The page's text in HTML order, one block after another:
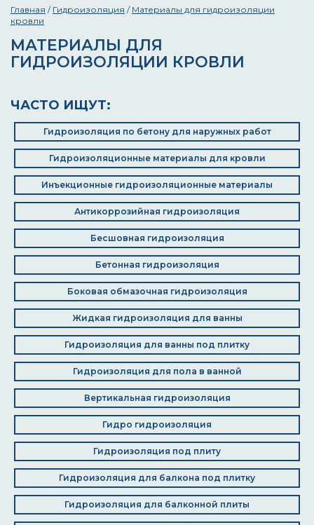
Главная / Гидроизоляция / Материалы для гидроизоляции
кровли
МАТЕРИАЛЫ ДЛЯ
ГИДРОИЗОЛЯЦИИ КРОВЛИ
ЧАСТО ИЩУТ:
Гидроизоляция по бетону для наружных работ
Гидроизоляционные материалы для кровли
Инъекционные гидроизоляционные материалы
Антикоррозийная гидроизоляция
Бесшовная гидроизоляция
Бетонная гидроизоляция
Боковая обмазочная гидроизоляция
Жидкая гидроизоляция для ванны
Гидроизоляция для ванны под плитку
Гидроизоляция для пола в ванной
Вертикальная гидроизоляция
Гидро гидроизоляция
Гидроизоляция под плиту
Гидроизоляция для балкона под плитку
Гидроизоляция для балконной плиты